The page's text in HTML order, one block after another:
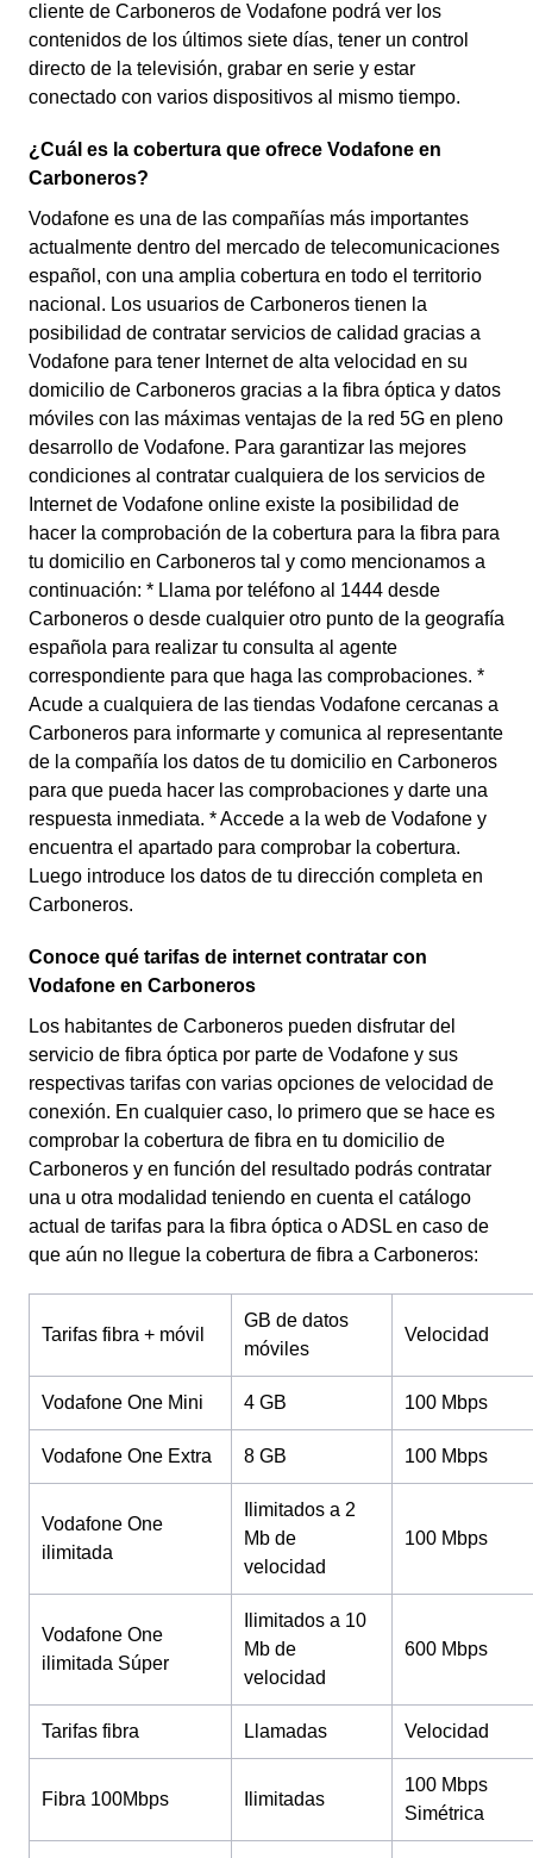
cliente de Carboneros de Vodafone podrá ver los
contenidos de los últimos siete días, tener un control
directo de la televisión, grabar en serie y estar
conectado con varios dispositivos al mismo tiempo.
¿Cuál es la cobertura que ofrece Vodafone en
Carboneros?
Vodafone es una de las compañías más importantes
actualmente dentro del mercado de telecomunicaciones
español, con una amplia cobertura en todo el territorio
nacional. Los usuarios de Carboneros tienen la
posibilidad de contratar servicios de calidad gracias a
Vodafone para tener Internet de alta velocidad en su
domicilio de Carboneros gracias a la fibra óptica y datos
móviles con las máximas ventajas de la red 5G en pleno
desarrollo de Vodafone. Para garantizar las mejores
condiciones al contratar cualquiera de los servicios de
Internet de Vodafone online existe la posibilidad de
hacer la comprobación de la cobertura para la fibra para
tu domicilio en Carboneros tal y como mencionamos a
continuación: * Llama por teléfono al 1444 desde
Carboneros o desde cualquier otro punto de la geografía
española para realizar tu consulta al agente
correspondiente para que haga las comprobaciones. *
Acude a cualquiera de las tiendas Vodafone cercanas a
Carboneros para informarte y comunica al representante
de la compañía los datos de tu domicilio en Carboneros
para que pueda hacer las comprobaciones y darte una
respuesta inmediata. * Accede a la web de Vodafone y
encuentra el apartado para comprobar la cobertura.
Luego introduce los datos de tu dirección completa en
Carboneros.
Conoce qué tarifas de internet contratar con
Vodafone en Carboneros
Los habitantes de Carboneros pueden disfrutar del
servicio de fibra óptica por parte de Vodafone y sus
respectivas tarifas con varias opciones de velocidad de
conexión. En cualquier caso, lo primero que se hace es
comprobar la cobertura de fibra en tu domicilio de
Carboneros y en función del resultado podrás contratar
una u otra modalidad teniendo en cuenta el catálogo
actual de tarifas para la fibra óptica o ADSL en caso de
que aún no llegue la cobertura de fibra a Carboneros:
Tarifas fibra + móvil
GB de datos
móviles
Velocidad
Vodafone One Mini 4 GB 100 Mbps
Vodafone One Extra 8 GB 100 Mbps
Vodafone One
ilimitada
Ilimitados a 2
Mb de
velocidad
100 Mbps
Vodafone One
ilimitada Súper
Ilimitados a 10
Mb de
velocidad
600 Mbps
Tarifas fibra Llamadas Velocidad
Fibra 100Mbps Ilimitadas
100 Mbps
Simétrica